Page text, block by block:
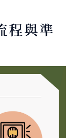
程與準